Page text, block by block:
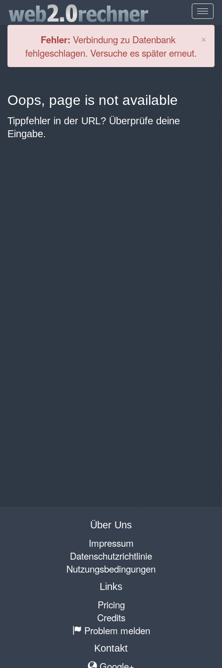
×
Fehler: Verbindung zu Datenbank
fehlgeschlagen. Versuche es später erneut.
Oops, page is not available
Tippfehler in der URL? Überprüfe deine
Eingabe.
Über Uns
Impressum
Datenschutzrichtlinie
Nutzungsbedingungen
Links
Pricing
Credits
Problem melden
Kontakt